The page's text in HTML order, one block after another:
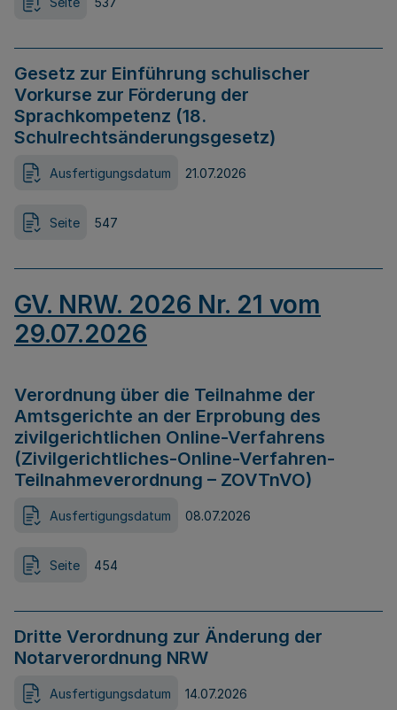
Gesetz zur Einführung schulischer
Vorkurse zur Förderung der
Sprachkompetenz (18.
Schulrechtsänderungsgesetz)
Ausfertigungsdatum 21.07.2026
Seite 547
GV. NRW. 2026 Nr. 21 vom
29.07.2026
Verordnung über die Teilnahme der
Amtsgerichte an der Erprobung des
zivilgerichtlichen Online-Verfahrens
(Zivilgerichtliches-Online-Verfahren-
Teilnahmeverordnung – ZOVTnVO)
Ausfertigungsdatum 08.07.2026
Seite 454
Dritte Verordnung zur Änderung der
Notarverordnung NRW
Ausfertigungsdatum 14.07.2026